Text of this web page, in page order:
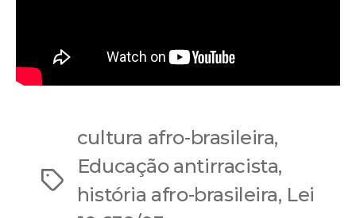
Tags
cultura afro-brasileira,
Educação antirracista,
história afro-brasileira, Lei